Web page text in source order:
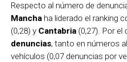
Respecto al número de
Mancha ha liderado el ranking
(0,28) y Cantabria (0,27). Por el
denuncias, tanto en números
vehículos (0,07 denuncias por